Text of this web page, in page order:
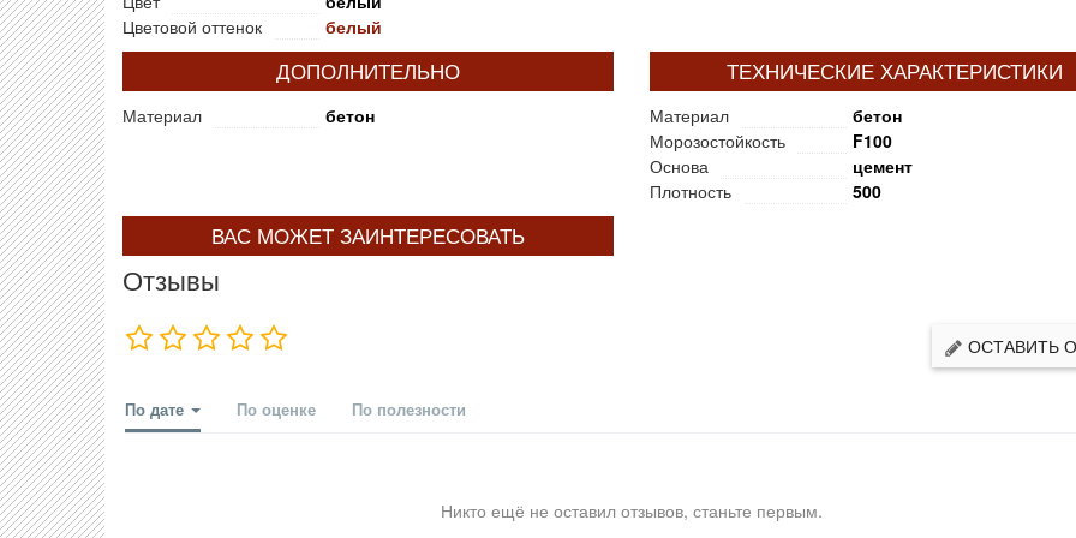
Цветовой оттенок
белый
ДОПОЛНИТЕЛЬНО
Материал бетон
ТЕХНИЧЕСКИЕ ХАРАКТЕРИСТИКИ
Материал
бетон
Морозостойкость
F100
Основа
цемент
Плотность
500
ВАС МОЖЕТ ЗАИНТЕРЕСОВАТЬ
Отзывы
ОСТАВИТЬ
По дате По оценке По полезности
Никто ещё не оставил отзывов, станьте первым.